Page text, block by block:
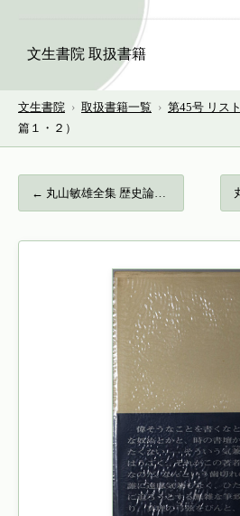
文生書院 取扱書籍
文生書院 › 取扱書籍一覧 › 第45号 リスト
篇１・２）
← 丸山敏雄全集 歴史論篇…